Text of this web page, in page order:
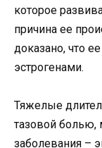
которое
причина ее
доказано, что
эстрогенами.
Тяжелые
тазовой болью,
заболевания –